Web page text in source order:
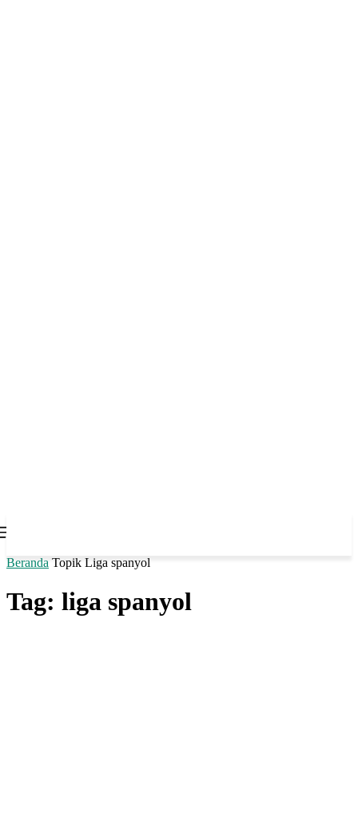
Beranda Topik Liga spanyol
Tag: liga spanyol